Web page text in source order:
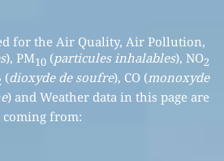
for the Air Quality, Air Pollution,
), PM10(particules inhalables), NO2
(dioxyde de soufre), CO (monoxyde
) and Weather data in this page are
coming from: